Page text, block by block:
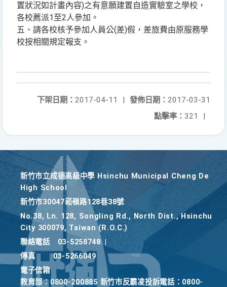
置狀況如計畫內容)之有意願建置自造實驗室之學校，
各校薦派1至2人參加。
五、請各校核予參加人員公(差)假，差旅費由原服務學
校按相關規定報支。
發佈日期： 2017-03-31
下架日期： 2017-04-11
|
點擊率： 321 |
新竹巿立成德高級中學 Hsinchu Municipal Cheng De
High School
新竹巿30047崧嶺路128巷38號
No.38, Ln. 128, Songling Rd., North Dist., Hsinchu
City 300079, Taiwan (R.O.C.)
聯絡電話
03-5258748
傳真
03-5266049
電子信箱
教育部：0800-200885 新竹市反霸凌投訴電話：0800-